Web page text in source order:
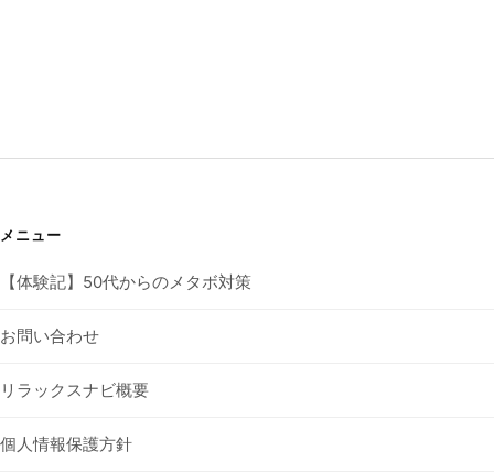
メニュー
【体験記】50代からのメタボ対策
お問い合わせ
リラックスナビ概要
個人情報保護方針